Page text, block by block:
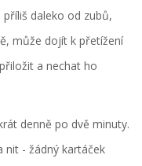
daleko od zubů,
může dojít k přetížení
a nechat ho
denně po dvě minuty.
nit - žádný kartáček